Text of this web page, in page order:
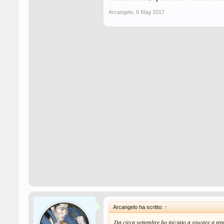
Arcangelo 6 Mag 2017
Arcangelo ha scritto: ↑
Da circa settembre ho iniziato a giocare a